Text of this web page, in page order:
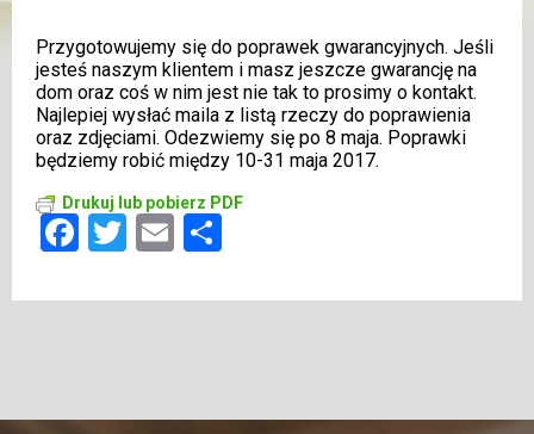
Przygotowujemy się do poprawek gwarancyjnych. Jeśli
jesteś naszym klientem i masz jeszcze gwarancję na
dom oraz coś w nim jest nie tak to prosimy o kontakt.
Najlepiej wysłać maila z listą rzeczy do poprawienia
oraz zdjęciami. Odezwiemy się po 8 maja. Poprawki
będziemy robić między 10-31 maja 2017.
Drukuj lub pobierz PDF
Facebook
Twitter
Email